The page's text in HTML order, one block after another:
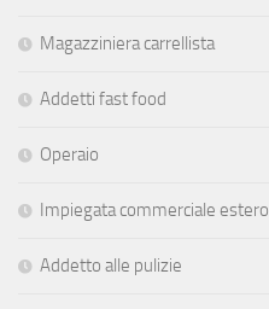
Magazziniera carrellista
Addetti fast food
Operaio
Impiegata commerciale estero
Addetto alle pulizie